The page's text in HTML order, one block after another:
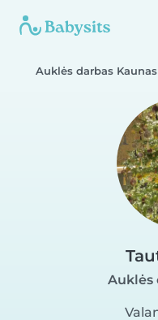
Auklės darbas Kaunas
Auklės